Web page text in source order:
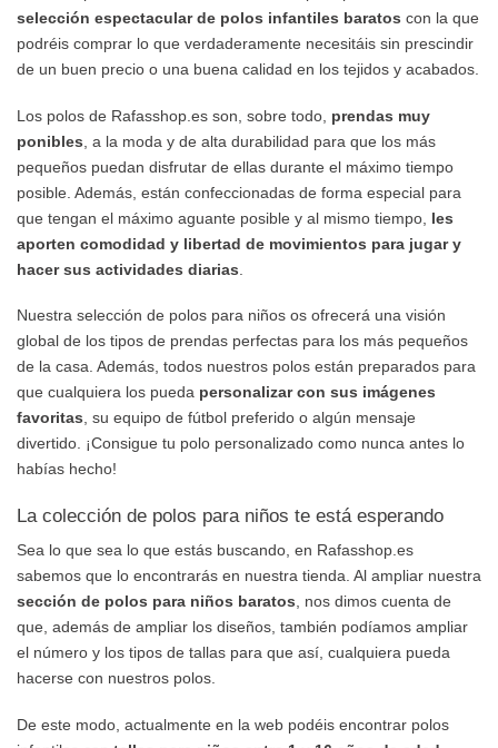
selección espectacular de polos infantiles baratos con la que
podréis comprar lo que verdaderamente necesitáis sin prescindir
de un buen precio o una buena calidad en los tejidos y acabados.
Los polos de Rafasshop.es son, sobre todo, prendas muy
ponibles , a la moda y de alta durabilidad para que los más
pequeños puedan disfrutar de ellas durante el máximo tiempo
posible. Además, están confeccionadas de forma especial para
que tengan el máximo aguante posible y al mismo tiempo, les
aporten comodidad y libertad de movimientos para jugar y
hacer sus actividades diarias
Nuestra selección de polos para niños os ofrecerá una visión
global de los tipos de prendas perfectas para los más pequeños
de la casa. Además, todos nuestros polos están preparados para
que cualquiera los pueda personalizar con sus imágenes
favoritas, su equipo de fútbol preferido o algún mensaje
divertido. ¡Consigue tu polo personalizado como nunca antes lo
habías hecho!
La colección de polos para niños te está esperando
Sea lo que sea lo que estás buscando, en Rafasshop.es
sabemos que lo encontrarás en nuestra tienda. Al ampliar nuestra
sección de polos para niños baratos , nos dimos cuenta de
que, además de ampliar los diseños, también podíamos ampliar
el número y los tipos de tallas para que así, cualquiera pueda
hacerse con nuestros polos.
De este modo, actualmente en la web podéis encontrar polos